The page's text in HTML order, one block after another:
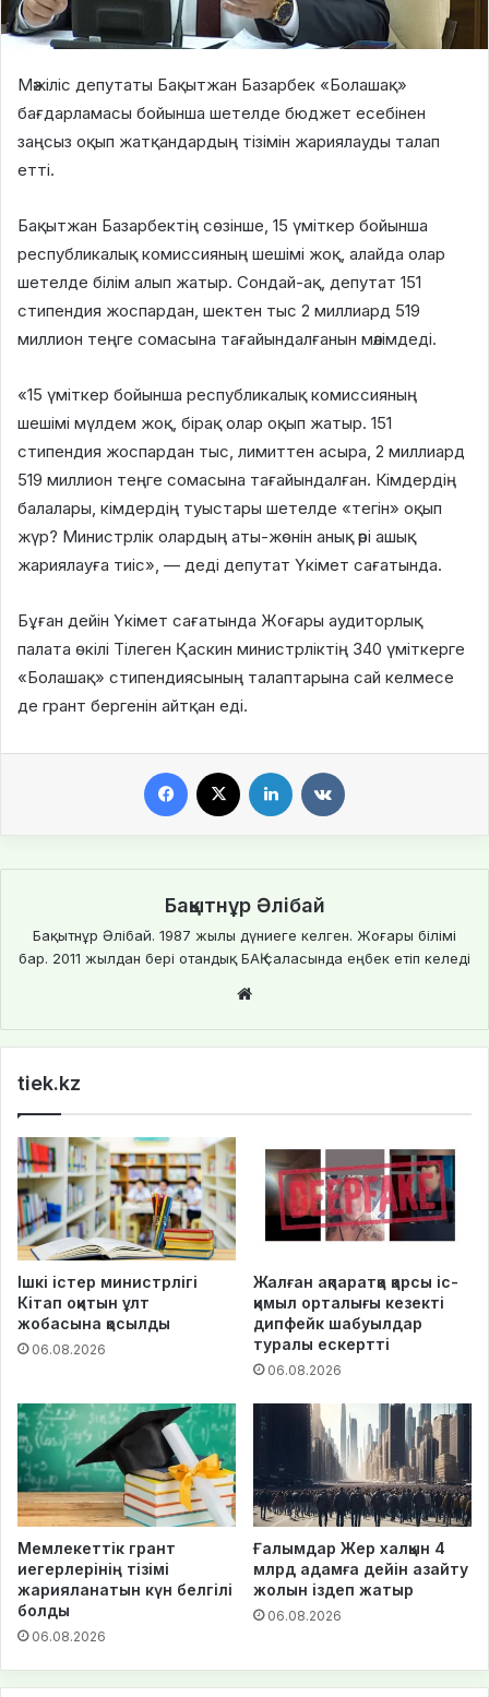
Мәжіліс депутаты Бақытжан Базарбек «Болашақ»
бағдарламасы бойынша шетелде бюджет есебінен
заңсыз оқып жатқандардың тізімін жариялауды талап
етті.
Бақытжан Базарбектің сөзінше, 15 үміткер бойынша
республикалық комиссияның шешімі жоқ, алайда олар
шетелде білім алып жатыр. Сондай-ақ, депутат 151
стипендия жоспардан, шектен тыс 2 миллиард 519
миллион теңге сомасына тағайындалғанын мәлімдеді.
«15 үміткер бойынша республикалық комиссияның
шешімі мүлдем жоқ, бірақ олар оқып жатыр. 151
стипендия жоспардан тыс, лимиттен асыра, 2 миллиард
519 миллион теңге сомасына тағайындалған. Кімдердің
балалары, кімдердің туыстары шетелде «тегін» оқып
жүр? Министрлік олардың аты-жөнін анық әрі ашық
жариялауға тиіс», — деді депутат Үкімет сағатында.
Бұған дейін Үкімет сағатында Жоғары аудиторлық
палата өкілі Тілеген Қаскин министрліктің 340 үміткерге
«Болашақ» стипендиясының талаптарына сай келмесе
де грант бергенін айтқан еді.
Бақытнұр Әлібай
Бақытнұр Әлібай. 1987 жылы дүниеге келген. Жоғары білімі
бар. 2011 жылдан бері отандық БАҚ саласында еңбек етіп келеді
te
tiek.kz
Ішкі істер министрлігі
Кітап оқитын ұлт
жобасына қосылды
06.08.2026
Жалған ақпаратқа қарсы іс-
қимыл орталығы кезекті
дипфейк шабуылдар
туралы ескертті
06.08.2026
Мемлекеттік грант
иегерлерінің тізімі
жарияланатын күн белгілі
болды
06.08.2026
Ғалымдар Жер халқын 4
млрд адамға дейін азайту
жолын іздеп жатыр
06.08.2026